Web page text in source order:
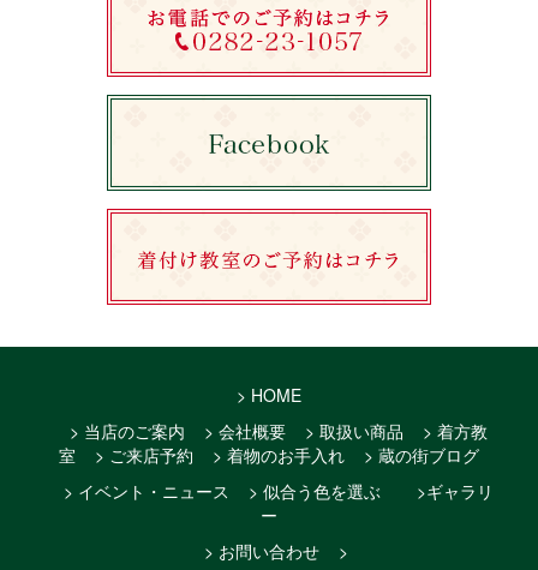
> HOME
> 当店のご案内
> 会社概要 > 取扱い商品
> 着方教
室
> ご来店予約 > 着物のお手入れ
> 蔵の街ブログ
> イベント・ニュース
> 似合う色を選ぶ
>ギャラリ
ー
> お問い合わせ
>